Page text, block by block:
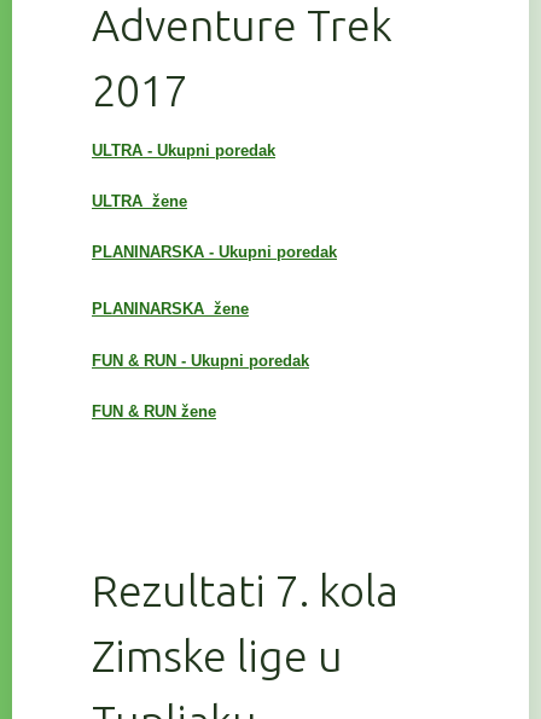
Adventure Trek
2017
ULTRA - Ukupni poredak
ULTRA žene
PLANINARSKA - Ukupni poredak
PLANINARSKA žene
FUN & RUN - Ukupni poredak
FUN & RUN žene
Rezultati 7. kola
Zimske lige u